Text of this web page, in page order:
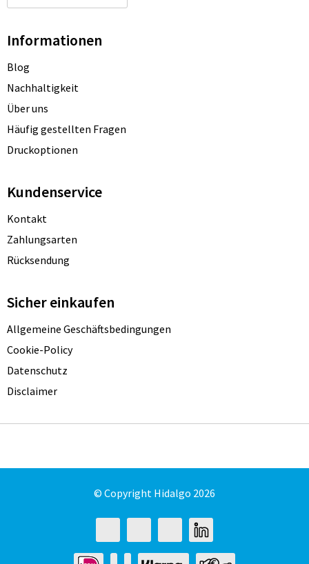
Informationen
Blog
Nachhaltigkeit
Über uns
Häufig gestellten Fragen
Druckoptionen
Kundenservice
Kontakt
Zahlungsarten
Rücksendung
Sicher einkaufen
Allgemeine Geschäftsbedingungen
Cookie-Policy
Datenschutz
Disclaimer
© Copyright Hidalgo 2026